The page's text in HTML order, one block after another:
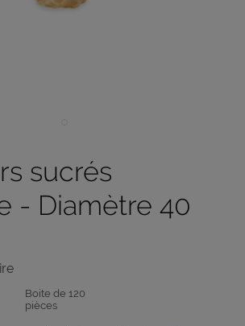
sucrés
- Diamètre 40
Boite de 120
pièces